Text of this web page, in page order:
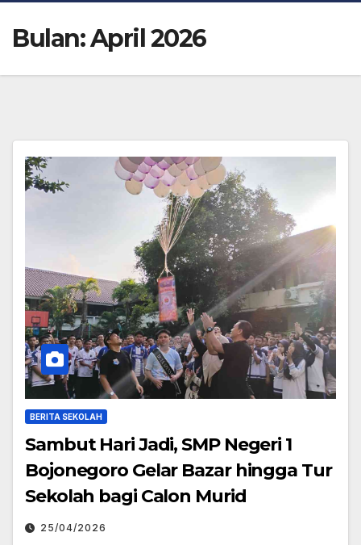
Bulan:April 2026
BERITA SEKOLAH
Sambut Hari Jadi, SMP Negeri 1
Bojonegoro Gelar Bazar hingga Tur
Sekolah bagi Calon Murid
25/04/2026